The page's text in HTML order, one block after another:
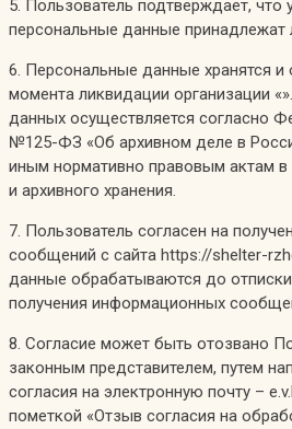
5. Пользователь подтверждает, что
персональные данные принадлежат
6. Персональные данные хранятся
момента ликвидации организации
данных осуществляется согласно
№125-ФЗ «Об архивном деле в
иным нормативно правовым актам в
и архивного хранения.
7. Пользователь согласен на
сообщений с сайта https://shelter-
данные обрабатываются до
получения информационных
8. Согласие может быть отозвано
законным представителем, путем
согласия на электронную почту –
пометкой «Отзыв согласия на